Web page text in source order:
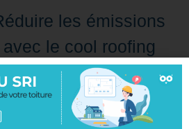
les émissions
le cool roofing
thermo-réfléchissant de Cool
90 % du rayonnement